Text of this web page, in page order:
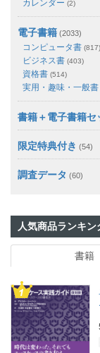
カレンダー (2)
電子書籍 (2033)
コンピュータ書 (817)
ビジネス書 (403)
資格書 (514)
実用・趣味・一般書
書籍＋電子書籍セ
限定特典付き (54)
調査データ (60)
人気商品ランキン
書籍